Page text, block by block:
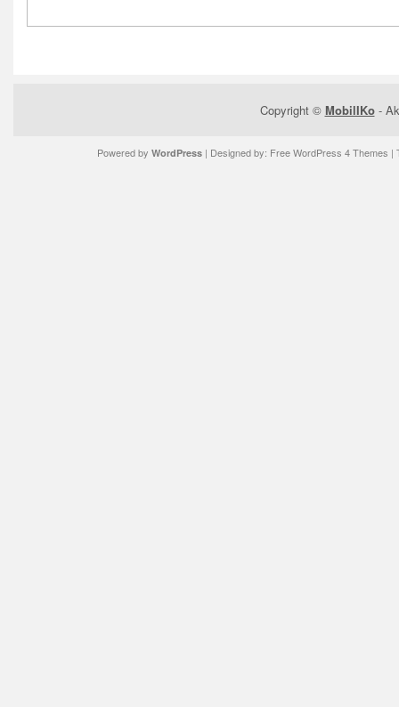
Copyright © MobilIKo-
Powered by WordPress| Designed by: Free WordPress 4 Themes |